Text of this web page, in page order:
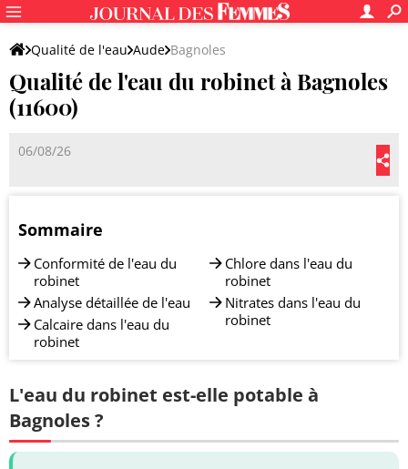
Qualité de l'eau Aude Bagnoles
Qualité de l'eau du robinet à Bagnoles
(11600)
06/08/26
Sommaire
Conformité de l'eau du
robinet
Analyse détaillée de l'eau
Calcaire dans l'eau du
robinet
Chlore dans l'eau du
robinet
Nitrates dans l'eau du
robinet
L'eau du robinet est-elle potable à
Bagnoles ?